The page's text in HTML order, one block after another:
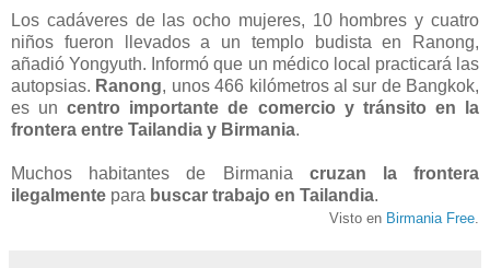
Los cadáveres de las ocho mujeres, 10 hombres y cuatro
niños fueron llevados a un templo budista en Ranong,
añadió Yongyuth. Informó que un médico local practicará las
autopsias. Ranong, unos 466 kilómetros al sur de Bangkok,
es uncentro importante de comercio y tránsito en la
frontera entre Tailandia y Birmania.
Muchos habitantes de Birmania cruzan la frontera
ilegalmente para buscar trabajo en Tailandia.
Visto en Birmania Free